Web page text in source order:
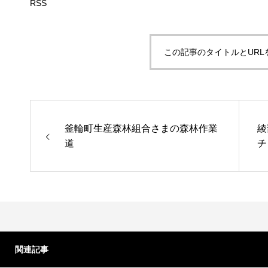
RSS
この記事のタイトルとURL
釜輪町生産森林組合さまの森林作業
道
関連記事